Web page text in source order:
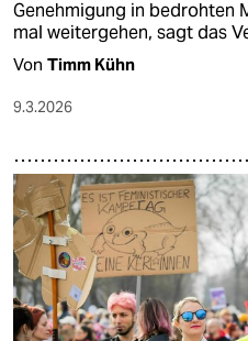
Genehmigung in bedrohten
mal weitergehen, sagt das
Von Timm Kühn
9.3.2026